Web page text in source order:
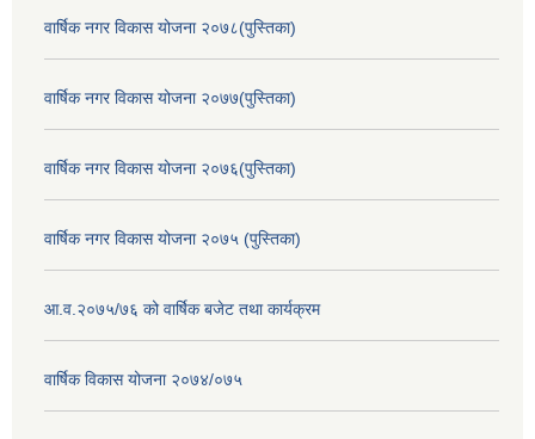
वार्षिक नगर विकास योजना २०७८(पुस्तिका)
वार्षिक नगर विकास योजना २०७७(पुस्तिका)
वार्षिक नगर विकास योजना २०७६(पुस्तिका)
वार्षिक नगर विकास योजना २०७५ (पुस्तिका)
आ.व.२०७५/७६ को वार्षिक बजेट तथा कार्यक्रम
वार्षिक विकास योजना २०७४/०७५